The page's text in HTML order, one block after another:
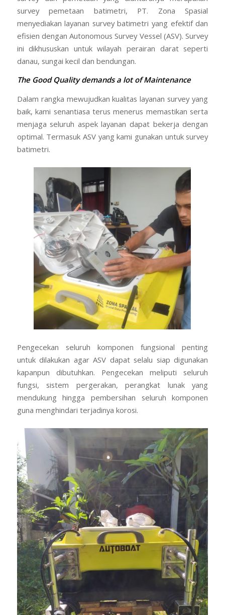
survey pemetaan batimetri, PT. Zona Spasial
menyediakan layanan survey batimetri yang efektif dan
efisien dengan Autonomous Survey Vessel (ASV). Survey
ini dikhususkan untuk wilayah perairan darat seperti
danau, sungai kecil dan bendungan.
The Good Quality demands a lot of Maintenance
Dalam rangka mewujudkan kualitas layanan survey yang
baik, kami senantiasa terus menerus memastikan serta
menjaga seluruh aspek layanan dapat bekerja dengan
optimal. Termasuk ASV yang kami gunakan untuk survey
batimetri.
Pengecekan seluruh komponen fungsional penting
untuk dilakukan agar ASV dapat selalu siap digunakan
kapanpun dibutuhkan. Pengecekan meliputi seluruh
fungsi, sistem pergerakan, perangkat lunak yang
mendukung hingga pembersihan seluruh komponen
guna menghindari terjadinya korosi.